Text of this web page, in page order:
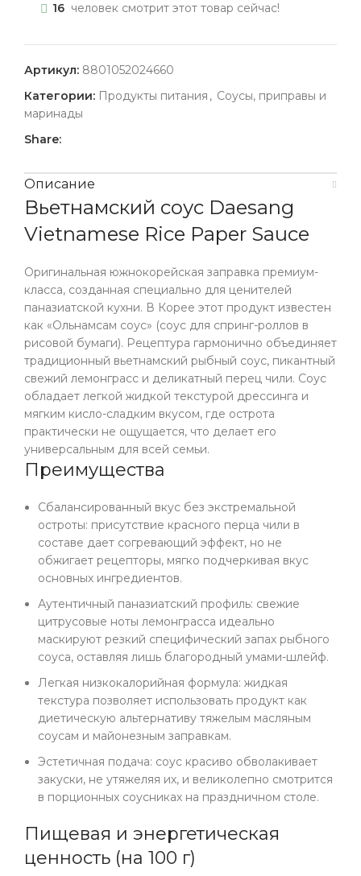
16 человек смотрит этот товар сейчас!
Артикул: 8801052024660
Категории: Продукты питания , Соусы, приправы и
маринады
Share:
Описание
Вьетнамский соус Daesang
Vietnamese Rice Paper Sauce
Оригинальная южнокорейская заправка премиум-
класса, созданная специально для ценителей
паназиатской кухни. В Корее этот продукт известен
как «Ольнамсам соус» (соус для спринг-роллов в
рисовой бумаги). Рецептура гармонично объединяет
традиционный вьетнамский рыбный соус, пикантный
свежий лемонграсс и деликатный перец чили. Соус
обладает легкой жидкой текстурой дрессинга и
мягким кисло-сладким вкусом, где острота
практически не ощущается, что делает его
универсальным для всей семьи.
Преимущества
Сбалансированный вкус без экстремальной
остроты: присутствие красного перца чили в
составе дает согревающий эффект, но не
обжигает рецепторы, мягко подчеркивая вкус
основных ингредиентов.
Аутентичный паназиатский профиль: свежие
цитрусовые ноты лемонграсса идеально
маскируют резкий специфический запах рыбного
соуса, оставляя лишь благородный умами-шлейф.
Легкая низкокалорийная формула: жидкая
текстура позволяет использовать продукт как
диетическую альтернативу тяжелым масляным
соусам и майонезным заправкам.
Эстетичная подача: соус красиво обволакивает
закуски, не утяжеляя их, и великолепно смотрится
в порционных соусниках на праздничном столе.
Пищевая и энергетическая
ценность (на 100 г)